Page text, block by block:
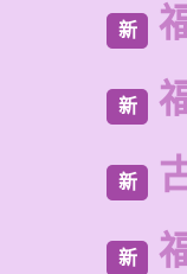
新
新
新
新